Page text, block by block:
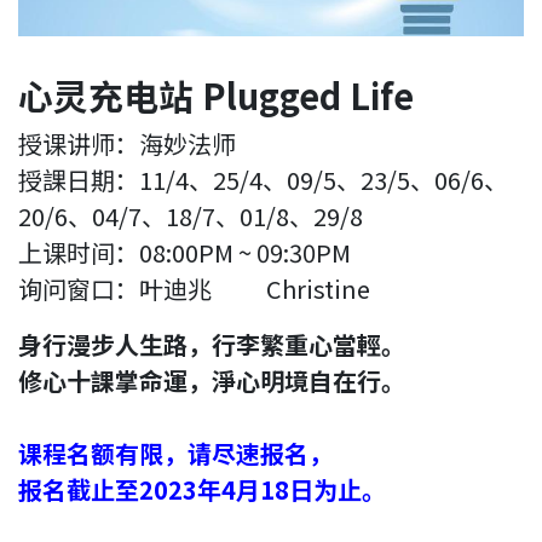
心灵充电站 Plugged Life
授课讲师：海妙法师
授課日期：11/4、25/4、09/5、23/5、06/6、
20/6、04/7、18/7、01/8、29/8
上课时间：08:00PM ~ 09:30PM
询问窗口：叶迪兆
Christine
身行漫步人生路，行李繁重心當輕。
修心十課掌命運，淨心明境自在行。
课程名额有限，请尽速报名，
报名截止至2023年4月18日为止。